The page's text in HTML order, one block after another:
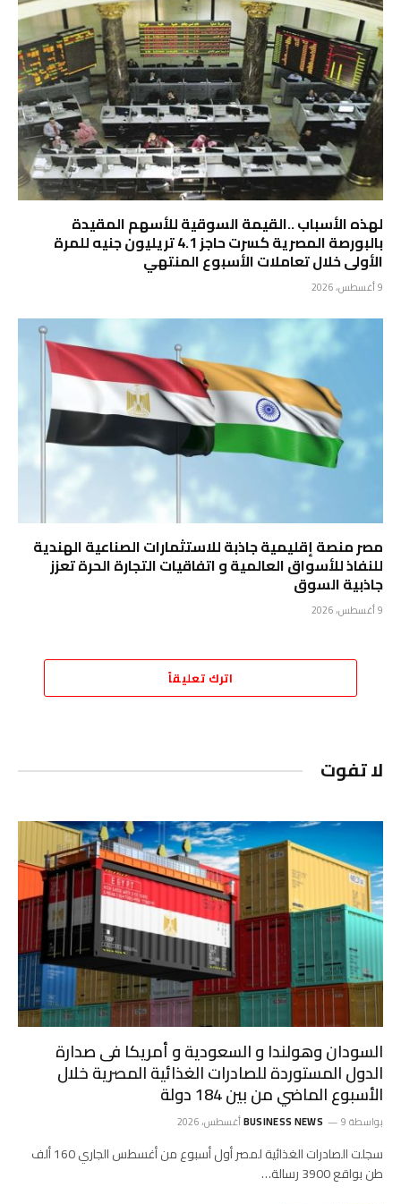
لهذه الأسباب ..القيمة السوقية للأسهم المقيدة
بالبورصة المصرية كسرت حاجز 4.1 تريليون جنيه للمرة
الأولى خلال تعاملات الأسبوع المنتهي
9 أغسطس، 2026
مصر منصة إقليمية جاذبة للاستثمارات الصناعية الهندية
للنفاذ للأسواق العالمية و اتفاقيات التجارة الحرة تعزز
جاذبية السوق
9 أغسطس، 2026
اترك تعليقاً
لا تفوت
السودان وهولندا و السعودية و أمريكا فى صدارة
الدول المستوردة للصادرات الغذائية المصرية خلال
الأسبوع الماضي من بين 184 دولة
بواسطة BUSINESS NEWS 9 أغسطس، 2026
سجلت الصادرات الغذائية لمصر أول أسبوع من أغسطس الجاري 160 ألف
طن بواقع 3900 رسالة…